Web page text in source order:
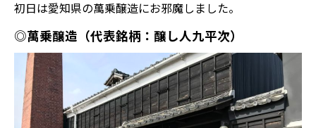
初日は愛知県の萬乗醸造にお邪魔しました。
◎萬乗醸造（代表銘柄：醸し人九平次）